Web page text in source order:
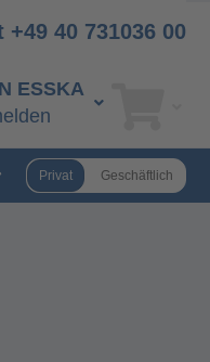
+49 40 731036 00
ESSKA
Privat Geschäftlich